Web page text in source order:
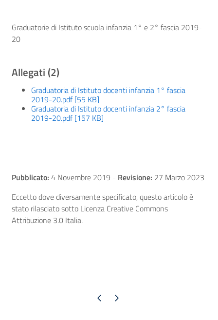
Graduatorie di Istituto scuola infanzia 1° e 2° fascia 2019-
20
Allegati (2)
Graduatoria di Istituto docenti infanzia 1° fascia
2019-20.pdf [55 KB]
Graduatoria di Istituto docenti infanzia 2° fascia
2019-20.pdf [157 KB]
Pubblicato: 4 Novembre 2019 - Revisione: 27 Marzo 2023
Eccetto dove diversamente specificato, questo articolo è
stato rilasciato sotto Licenza Creative Commons
Attribuzione 3.0 Italia.
Pagina precedente
Pagina successiva